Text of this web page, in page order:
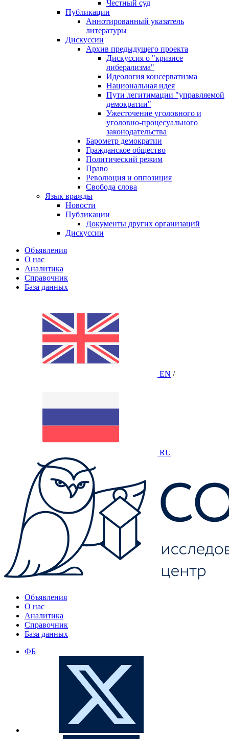
Честный суд
Публикации
Аннотированный указатель
литературы
Дискуссии
Архив предыдущего проекта
Дискуссия о "кризисе
либерализма"
Идеология консерватизма
Национальная идея
Пути легитимации "управляемой
демократии"
Ужесточение уголовного и
уголовно-процесуального
законодательства
Барометр демократии
Гражданское общество
Политический режим
Право
Революция и оппозиция
Свобода слова
Язык вражды
Новости
Публикации
Документы других организаций
Дискуссии
Объявления
О нас
Аналитика
Справочник
База данных
EN /
RU
Объявления
О нас
Аналитика
Справочник
База данных
ФБ